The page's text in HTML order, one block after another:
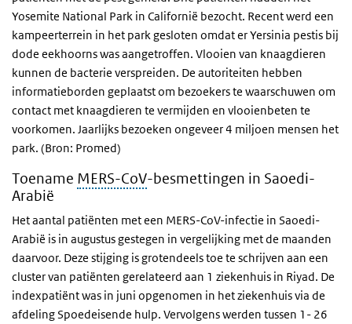
Yosemite National Park in Californië bezocht. Recent werd een
kampeerterrein in het park gesloten omdat er Yersinia pestis bij
dode eekhoorns was aangetroffen. Vlooien van knaagdieren
kunnen de bacterie verspreiden. De autoriteiten hebben
informatieborden geplaatst om bezoekers te waarschuwen om
contact met knaagdieren te vermijden en vlooienbeten te
voorkomen. Jaarlijks bezoeken ongeveer 4 miljoen mensen het
park. (Bron: Promed)
Toename MERS-CoV-besmettingen in Saoedi-
Arabië
Het aantal patiënten met een MERS-CoV-infectie in Saoedi-
Arabië is in augustus gestegen in vergelijking met de maanden
daarvoor. Deze stijging is grotendeels toe te schrijven aan een
cluster van patiënten gerelateerd aan 1 ziekenhuis in Riyad. De
indexpatiënt was in juni opgenomen in het ziekenhuis via de
afdeling Spoedeisende hulp. Vervolgens werden tussen 1- 26